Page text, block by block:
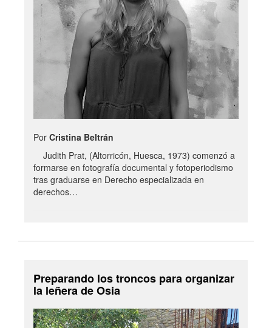
Por Cristina Beltrán
Judith Prat, (Altorricón, Huesca, 1973) comenzó a
formarse en fotografía documental y fotoperiodismo
tras graduarse en Derecho especializada en
derechos…
Preparando los troncos para organizar
la leñera de Osia